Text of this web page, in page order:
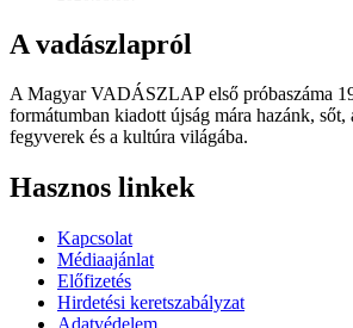
A vadászlapról
A Magyar VADÁSZLAP első próbaszáma
formátumban kiadott újság mára hazánk,
fegyverek és a kultúra világába.
Hasznos linkek
Kapcsolat
Médiaajánlat
Előfizetés
Hirdetési keretszabályzat